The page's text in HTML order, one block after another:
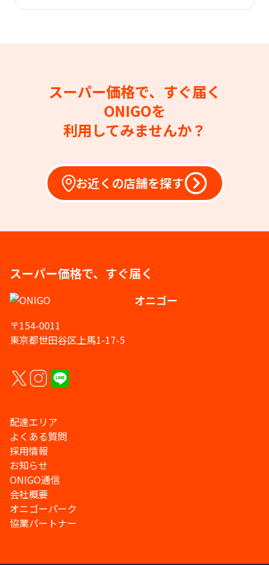
スーパー価格で、すぐ届く
ONIGOを
利用してみませんか？
お近くの店舗を探す
スーパー価格で、すぐ届く
オニゴー
〒154-0011
東京都世田谷区上馬1-17-5
配達エリア
よくある質問
採用情報
お知らせ
ONIGO通信
会社概要
オニゴーパーク
協業パートナー